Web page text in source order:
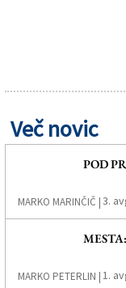
Več novic
POD
MARKO MARINČIČ |3.
MARKO PETERLIN |1.